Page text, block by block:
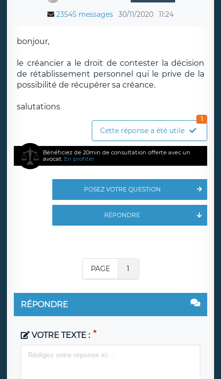
23545 messages 30/11/2020 11:24
bonjour,
le créancier a le droit de contester la décision
de rétablissement personnel qui le prive de la
possibilité de récupérer sa créance.
salutations
Cette réponse a été utile
1
Bénéficiez de 20min de consultation offerte avec un
avocat. En profiter
POSEZ VOTRE QUESTION
RÉPONDRE
PAGE 1
RÉPONDRE
VOTRE TEXTE :